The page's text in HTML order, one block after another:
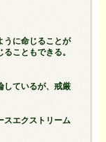
うに命じることが
こともできる。
しているが、戒厳
スエクストリーム